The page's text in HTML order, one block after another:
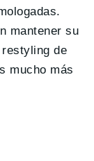
mantener su
de
mucho más